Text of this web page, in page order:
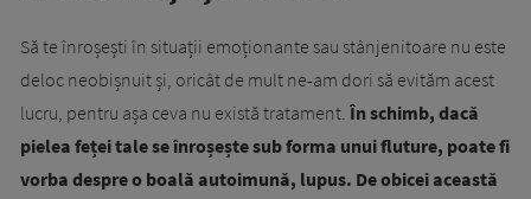
Să te înroșești în situații emoționante sau stânjenitoare nu este
deloc neobișnuit și, oricât de mult ne-am dori să evităm acest
lucru, pentru așa ceva nu există tratament. În schimb, dacă
pielea feței tale se înroșește sub forma unui fluture, poate fi
vorba despre o boală autoimună, lupus. De obicei această